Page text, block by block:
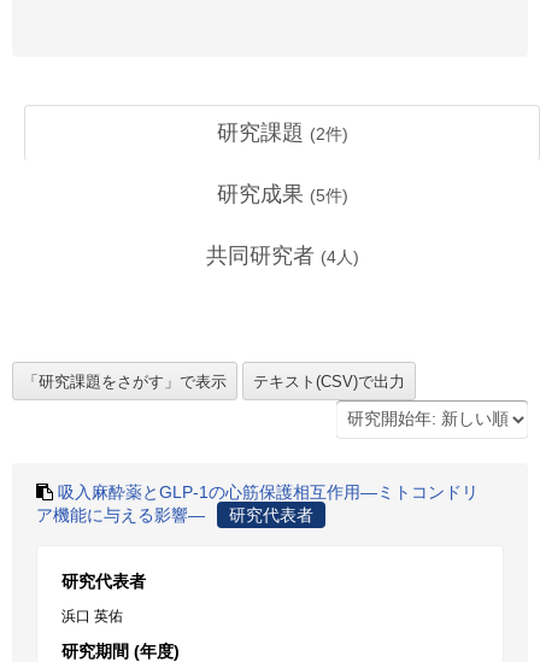
研究課題 (2件)
研究成果 (5件)
共同研究者 (4人)
吸入麻酔薬とGLP-1の心筋保護相互作用―ミトコンドリ
ア機能に与える影響―
研究代表者
研究代表者
浜口 英佑
研究期間 (年度)